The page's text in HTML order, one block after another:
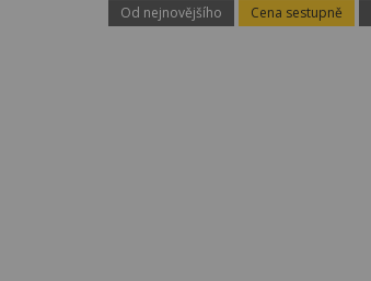
Od nejnovějšího Cena sestupně